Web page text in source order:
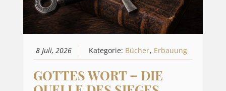
8 Juli, 2026 Kategorie: Bücher, Erbauung
GOTTES WORT – DIE